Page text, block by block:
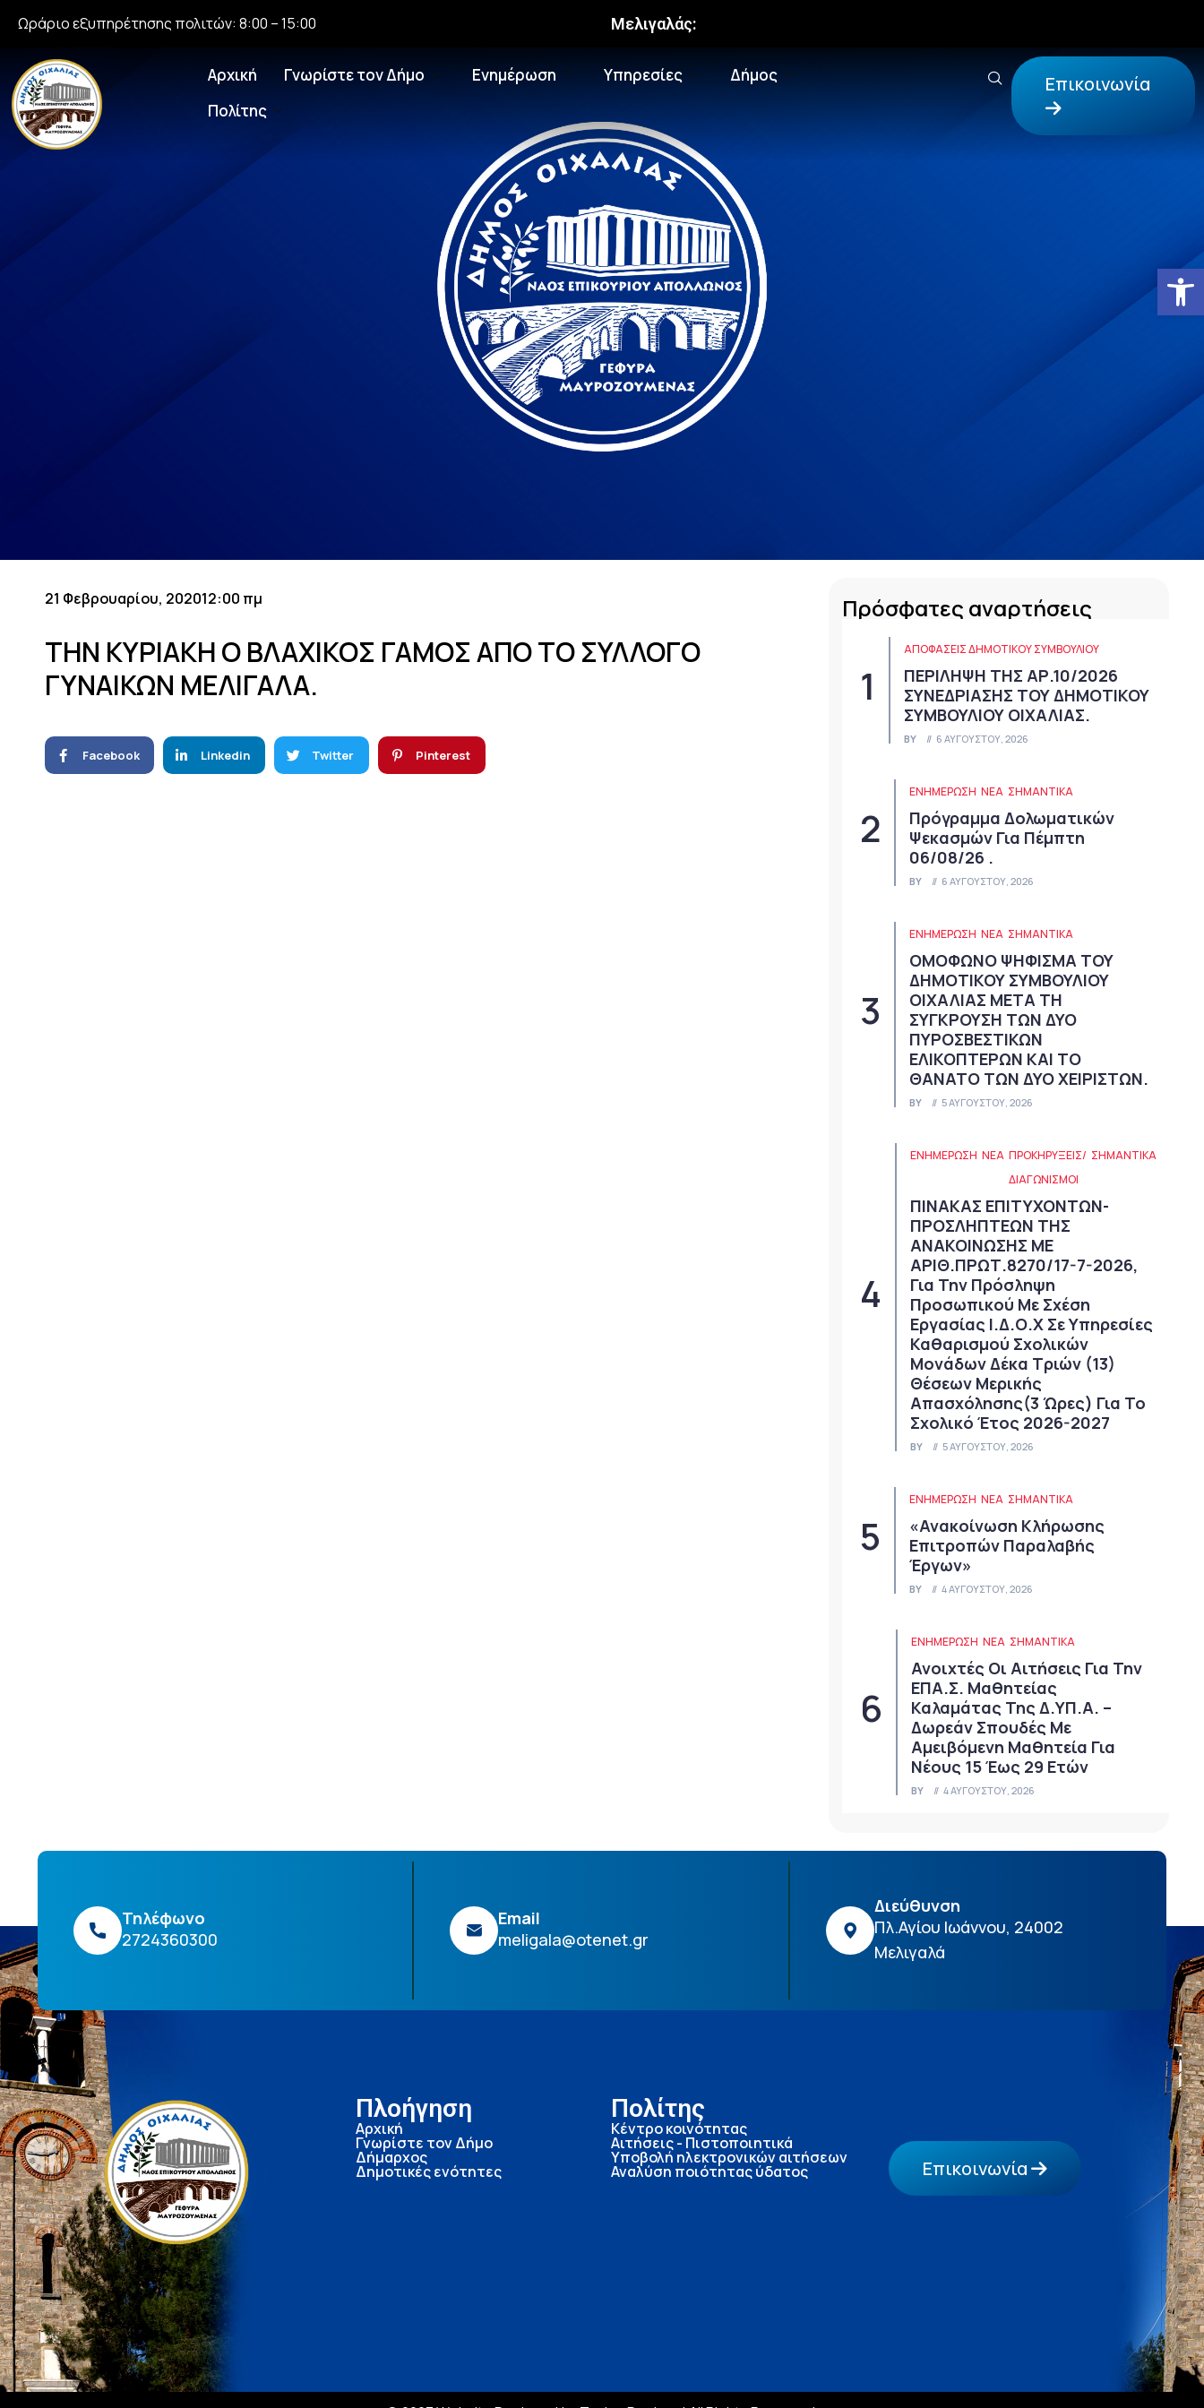
Ωράριο εξυπηρέτησης πολιτών: 8:00 – 15:00 Μελιγαλάς:
Αρχική Γνωρίστε τον Δήμο Ενημέρωση Υπηρεσίες
Δήμος
Πολίτης
Επικοινωνία
21 Φεβρουαρίου, 202012:00 πμ
ΤΗΝ ΚΥΡΙΑΚΗ Ο ΒΛΑΧΙΚΟΣ ΓΑΜΟΣ ΑΠΟ ΤΟ ΣΥΛΛΟΓΟ
ΓΥΝΑΙΚΩΝ ΜΕΛΙΓΑΛΑ.
Facebook Linkedin Twitter Pinterest
Πρόσφατες αναρτήσεις
ΑΠΟΦΆΣΕΙΣ ΔΗΜΟΤΙΚΟΎ ΣΥΜΒΟΥΛΊΟΥ
ΠΕΡΙΛΗΨΗ ΤΗΣ ΑΡ.10/2026
ΣΥΝΕΔΡΙΑΣΗΣ ΤΟΥ ΔΗΜΟΤΙΚΟΥ
ΣΥΜΒΟΥΛΙΟΥ ΟΙΧΑΛΙΑΣ.
BY 6 ΑΥΓΟΎΣΤΟΥ, 2026
ΕΝΗΜΕΡΩΣΗ ΝΈΑ ΣΗΜΑΝΤΙΚΆ
Πρόγραμμα Δολωματικών
Ψεκασμών Για Πέμπτη
06/08/26 .
BY 6 ΑΥΓΟΎΣΤΟΥ, 2026
ΕΝΗΜΕΡΩΣΗ ΝΈΑ ΣΗΜΑΝΤΙΚΆ
ΟΜΟΦΩΝΟ ΨΗΦΙΣΜΑ ΤΟΥ
ΔΗΜΟΤΙΚΟΥ ΣΥΜΒΟΥΛΙΟΥ
ΟΙΧΑΛΙΑΣ ΜΕΤΑ ΤΗ
ΣΥΓΚΡΟΥΣΗ ΤΩΝ ΔΥΟ
ΠΥΡΟΣΒΕΣΤΙΚΩΝ
ΕΛΙΚΟΠΤΕΡΩΝ ΚΑΙ ΤΟ
ΘΑΝΑΤΟ ΤΩΝ ΔΥΟ ΧΕΙΡΙΣΤΩΝ.
BY 5 ΑΥΓΟΎΣΤΟΥ, 2026
ΕΝΗΜΕΡΩΣΗ ΝΈΑ ΠΡΟΚΗΡΎΞΕΙΣ/
ΔΙΑΓΩΝΙΣΜΟΊ
ΣΗΜΑΝΤΙΚΆ
ΠΙΝΑΚΑΣ ΕΠΙΤΥΧΟΝΤΩΝ-
ΠΡΟΣΛΗΠΤΕΩΝ ΤΗΣ
ΑΝΑΚΟΙΝΩΣΗΣ ΜΕ
ΑΡΙΘ.ΠΡΩΤ.8270/17-7-2026,
Για Την Πρόσληψη
Προσωπικού Με Σχέση
Εργασίας Ι.Δ.Ο.Χ Σε Υπηρεσίες
Καθαρισμού Σχολικών
Μονάδων Δέκα Τριών (13)
Θέσεων Μερικής
Απασχόλησης(3 Ώρες) Για Το
Σχολικό Έτος 2026-2027
BY 5 ΑΥΓΟΎΣΤΟΥ, 2026
ΕΝΗΜΕΡΩΣΗ ΝΈΑ ΣΗΜΑΝΤΙΚΆ
«Ανακοίνωση Κλήρωσης
Επιτροπών Παραλαβής
Έργων»
BY 4 ΑΥΓΟΎΣΤΟΥ, 2026
ΕΝΗΜΕΡΩΣΗ ΝΈΑ ΣΗΜΑΝΤΙΚΆ
Ανοιχτές Οι Αιτήσεις Για Την
ΕΠΑ.Σ. Μαθητείας
Καλαμάτας Της Δ.ΥΠ.Α. –
Δωρεάν Σπουδές Με
Αμειβόμενη Μαθητεία Για
Νέους 15 Έως 29 Ετών
BY 4 ΑΥΓΟΎΣΤΟΥ, 2026
Τηλέφωνο
2724360300
Email
meligala@otenet.gr
Διεύθυνση
Πλ.Αγίου Ιωάννου, 24002
Μελιγαλά
Πλοήγηση
Αρχική
Γνωρίστε τον Δήμο
Δήμαρχος
Δημοτικές ενότητες
Πολίτης
Κέντρο κοινότητας
Αιτήσεις - Πιστοποιητικά
Υποβολή ηλεκτρονικών αιτήσεων
Αναλύση ποιότητας ύδατος Επικοινωνία